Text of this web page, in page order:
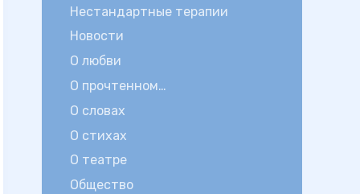
Нестандартные терапии
Новости
О любви
О прочтенном…
О словах
О стихах
О театре
Общество